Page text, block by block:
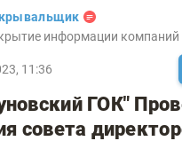
информации компаний
11:36
ГОК"
совета